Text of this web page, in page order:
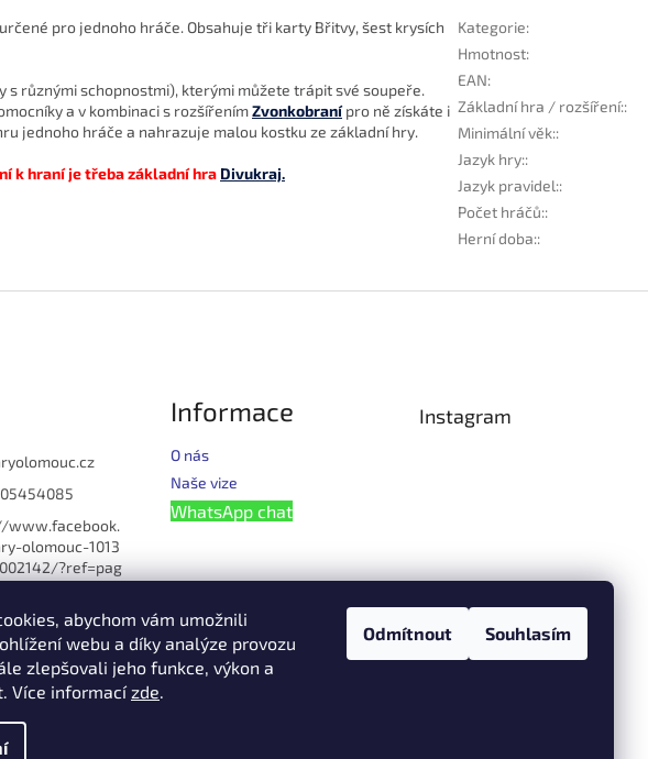
abychom vám umožnili
webu a díky analýze provozu
zlepšovali jeho funkce, výkon a
Více informacízde.
Odmítnout Souhlasím
určené pro jednoho hráče. Obsahuje tři karty Břitvy, šest krysích
různými schopnostmi), kterými můžete trápit své soupeře.
a v kombinaci s rozšířenímZvonkobranípro ně získáte i
jednoho hráče a nahrazuje malou kostku ze základní hry.
k hraní je třeba základní hra Divukraj.
Kategorie:
Hmotnost:
EAN:
Základní hra / rozšíření::
Minimální věk::
Jazyk hry::
Jazyk pravidel::
Počet hráčů::
Herní doba::
www.facebook.
olomouc-1013
?ref=pag
Informace
O nás
Naše vize
WhatsApp chat
Instagram